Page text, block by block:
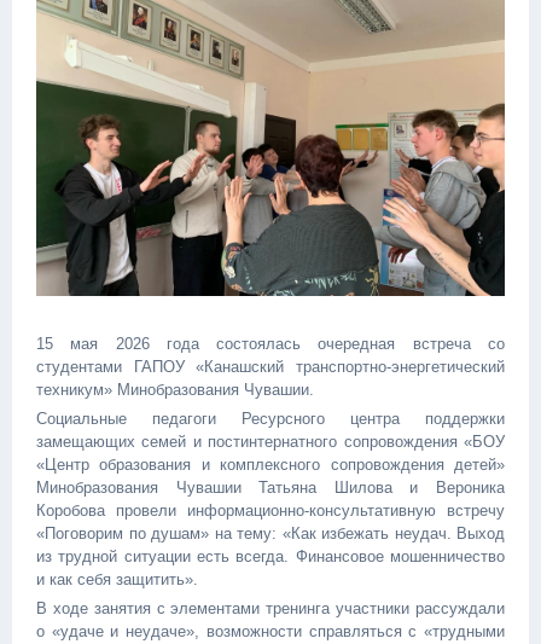
15 мая 2026 года состоялась очередная встреча со
студентами ГАПОУ «Канашский транспортно-энергетический
техникум» Минобразования Чувашии.
Социальные педагоги Ресурсного центра поддержки
замещающих семей и постинтернатного сопровождения «БОУ
«Центр образования и комплексного сопровождения детей»
Минобразования Чувашии Татьяна Шилова и Вероника
Коробова провели информационно-консультативную встречу
«Поговорим по душам» на тему: «Как избежать неудач. Выход
из трудной ситуации есть всегда. Финансовое мошенничество
и как себя защитить».
В ходе занятия с элементами тренинга участники рассуждали
о «удаче и неудаче», возможности справляться с «трудными